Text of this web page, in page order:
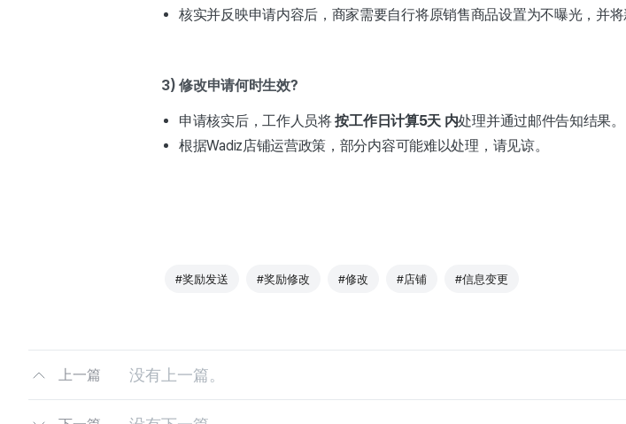
核实并反映申请内容后，商家需要自行将原销售商品设置为不曝光，并将
3) 修改申请何时生效?
申请核实后，工作人员将按工作日计算5天 内处理并通过邮件告知结果。
根据Wadiz店铺运营政策，部分内容可能难以处理，请见谅。
#奖励发送 #奖励修改 #修改 #店铺 #信息变更
上一篇 没有上一篇。